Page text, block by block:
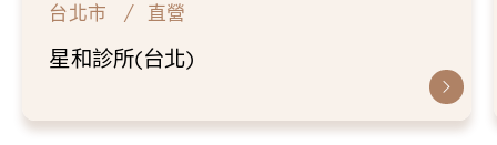
台北市 直營
星和診所(台北)